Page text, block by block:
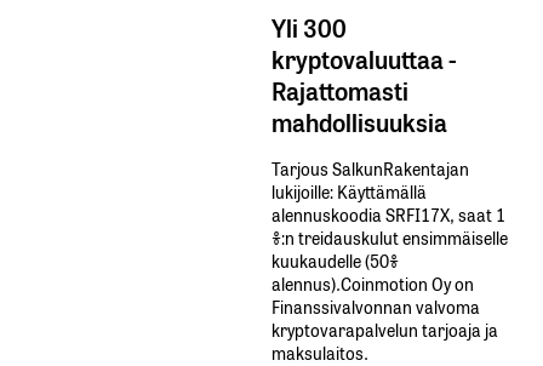
Yli 300
kryptovaluuttaa -
Rajattomasti
mahdollisuuksia
Tarjous SalkunRakentajan
lukijoille: Käyttämällä​ ​
alennuskoodia​ ​SRFI17X,​ ​saat​ ​1
%:n treidauskulut​ ​ensimmäiselle​ ​
kuukaudelle​ ​(50%​ ​
alennus).Coinmotion Oy on
Finanssivalvonnan valvoma
kryptovarapalvelun tarjoaja ja
maksulaitos.